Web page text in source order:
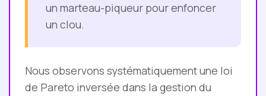
un marteau-piqueur pour enfoncer
un clou.
Nous observons systématiquement une loi
de Pareto inversée dans la gestion du